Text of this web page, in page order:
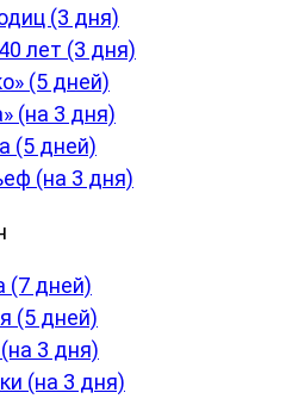
(3 дня)
лет (3 дня)
(5 дней)
(на 3 дня)
(5 дней)
(на 3 дня)
(7 дней)
(5 дней)
3 дня)
(на 3 дня)